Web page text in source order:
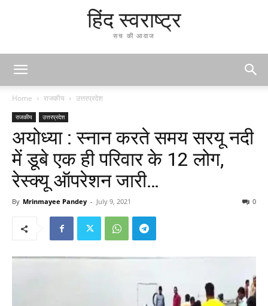
हिंद स्वराष्ट्र
सच की आवाज
Home राजकीय उत्तरप्रदेश
राजकीय उत्तरप्रदेश
अयोध्या : स्नान करते समय सरयू नदी
में डूबे एक ही परिवार के 12 लोग,
रेस्क्यू ऑपरेशन जारी…
By Mrinmayee Pandey - July 9, 2021 0